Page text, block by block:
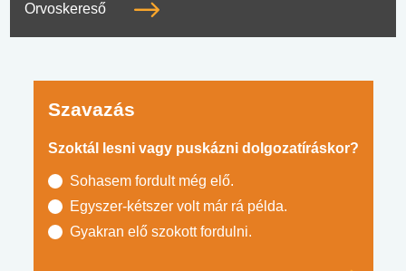
Orvoskereső
Szavazás
Szoktál lesni vagy puskázni dolgozatíráskor?
Sohasem fordult még elő.
Egyszer-kétszer volt már rá példa.
Gyakran elő szokott fordulni.